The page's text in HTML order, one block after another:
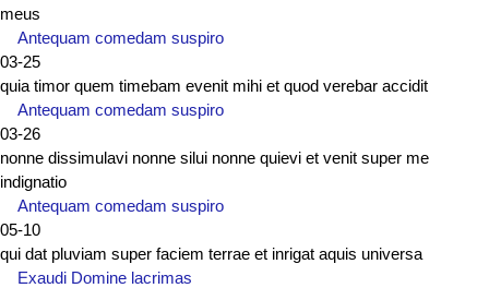
meus
Antequam comedam suspiro
03-25
quia timor quem timebam evenit mihi et quod verebar accidit
Antequam comedam suspiro
03-26
nonne dissimulavi nonne silui nonne quievi et venit super me
indignatio
Antequam comedam suspiro
05-10
qui dat pluviam super faciem terrae et inrigat aquis universa
Exaudi Domine lacrimas